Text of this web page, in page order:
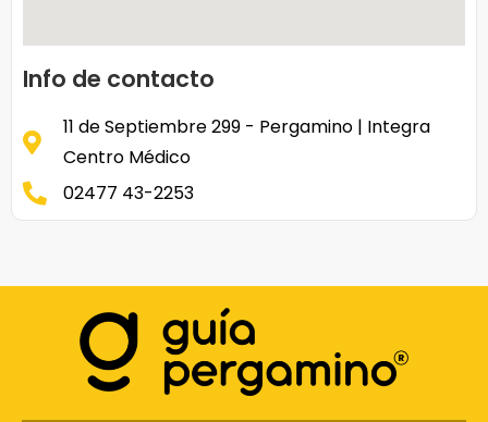
Info de contacto
11 de Septiembre 299 - Pergamino | Integra
Centro Médico
02477 43-2253